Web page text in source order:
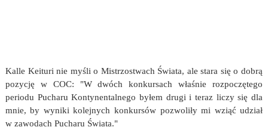
Kalle Keituri nie myśli o Mistrzostwach Świata, ale stara się o dobrą
pozycję w COC: "W dwóch konkursach właśnie rozpoczętego
periodu Pucharu Kontynentalnego byłem drugi i teraz liczy się dla
mnie, by wyniki kolejnych konkursów pozwoliły mi wziąć udział
w zawodach Pucharu Świata."